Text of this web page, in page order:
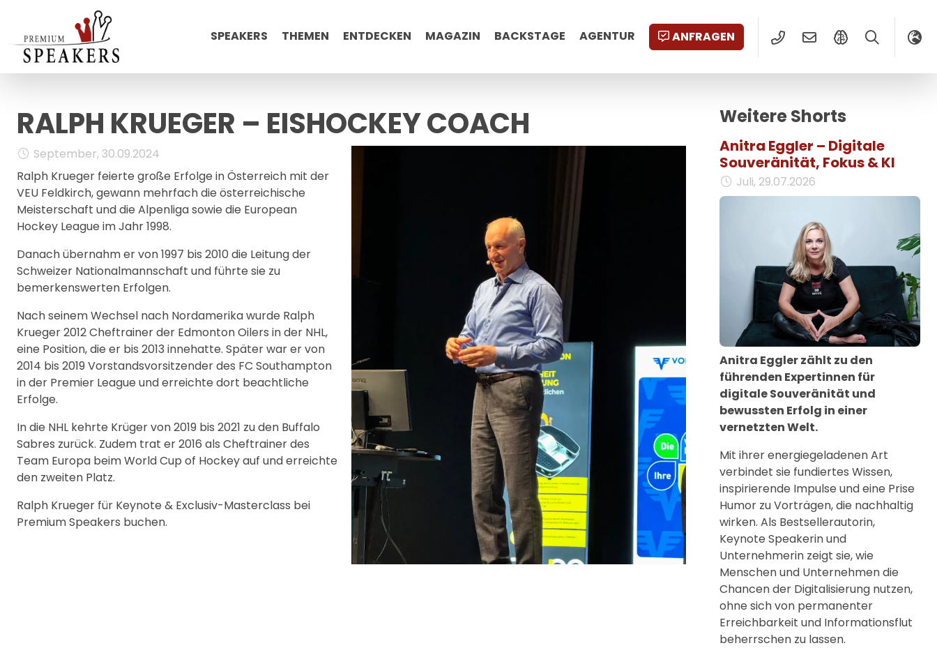
SPEAKERS THEMEN ENTDECKEN MAGAZIN BACKSTAGE AGENTUR ANFRAGEN
RALPH KRUEGER – EISHOCKEY COACH
September, 30.09.2024
Ralph Krueger feierte große Erfolge in Österreich mit der
VEU Feldkirch, gewann mehrfach die österreichische
Meisterschaft und die Alpenliga sowie die European
Hockey League im Jahr 1998.
Danach übernahm er von 1997 bis 2010 die Leitung der
Schweizer Nationalmannschaft und führte sie zu
bemerkenswerten Erfolgen.
Nach seinem Wechsel nach Nordamerika wurde Ralph
Krueger 2012 Cheftrainer der Edmonton Oilers in der NHL,
eine Position, die er bis 2013 innehatte. Später war er von
2014 bis 2019 Vorstandsvorsitzender des FC Southampton
in der Premier League und erreichte dort beachtliche
Erfolge.
In die NHL kehrte Krüger von 2019 bis 2021 zu den Buffalo
Sabres zurück. Zudem trat er 2016 als Cheftrainer des
Team Europa beim World Cup of Hockey auf und erreichte
den zweiten Platz.
Ralph Krueger für Keynote & Exclusiv-Masterclass bei
Premium Speakers buchen.
Weitere Shorts
Anitra Eggler – Digitale
Souveränität, Fokus & KI
Juli, 29.07.2026
Anitra Eggler zählt zu den
führenden Expertinnen für
digitale Souveränität und
bewussten Erfolg in einer
vernetzten Welt.
Mit ihrer energiegeladenen Art
verbindet sie fundiertes Wissen,
inspirierende Impulse und eine Prise
Humor zu Vorträgen, die nachhaltig
wirken. Als Bestsellerautorin,
Keynote Speakerin und
Unternehmerin zeigt sie, wie
Menschen und Unternehmen die
Chancen der Digitalisierung nutzen,
ohne sich von permanenter
Erreichbarkeit und Informationsflut
beherrschen zu lassen.